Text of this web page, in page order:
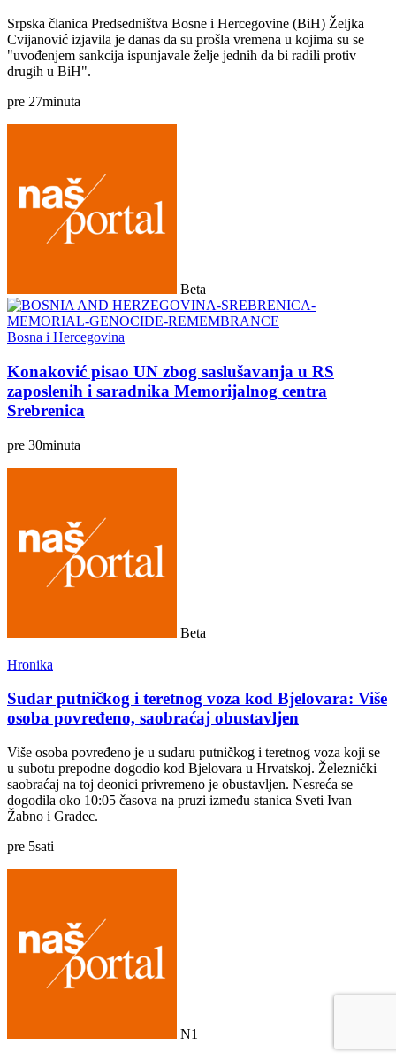
Srpska članica Predsedništva Bosne i Hercegovine (BiH) Željka
Cvijanović izjavila je danas da su prošla vremena u kojima su se
"uvođenjem sankcija ispunjavale želje jednih da bi radili protiv
drugih u BiH".
pre 27minuta
Beta
Bosna i Hercegovina
Konaković pisao UN zbog saslušavanja u RS
zaposlenih i saradnika Memorijalnog centra
Srebrenica
pre 30minuta
Beta
Hronika
Sudar putničkog i teretnog voza kod Bjelovara: Više
osoba povređeno, saobraćaj obustavljen
Više osoba povređeno je u sudaru putničkog i teretnog voza koji se
u subotu prepodne dogodio kod Bjelovara u Hrvatskoj. Železnički
saobraćaj na toj deonici privremeno je obustavljen. Nesreća se
dogodila oko 10:05 časova na pruzi između stanica Sveti Ivan
Žabno i Gradec.
pre 5sati
N1